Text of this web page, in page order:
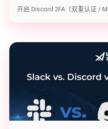
钥备份与炸号救急（2026
开启 Discord 2FA（双重认证 /